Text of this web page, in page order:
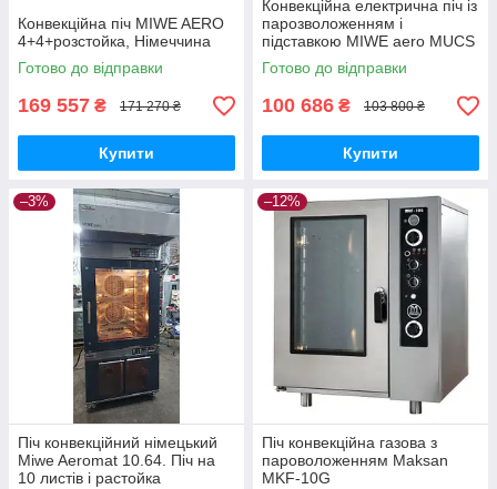
Конвекційна піч MIWE AERO
4+4+розстойка, Німеччина
Готово до відправки
169 557 ₴ 171 270 ₴
Купити
Конвекційна електрична піч із
парозволоженням і
підставкою MIWE aero MUCS
8.64 б/у Німеччина
Готово до відправки
100 686 ₴ 103 800 ₴
Купити
–3%
Піч конвекційний німецький
Miwe Aeromat 10.64. Піч на
10 листів і растойка
–12%
Піч конвекційна газова з
пароволоженням Maksan
MKF-10G